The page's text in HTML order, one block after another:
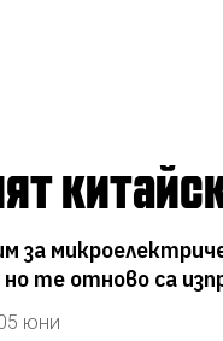
за
те отново са
юни